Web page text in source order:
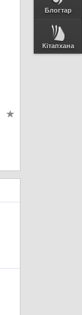
Блогтар
Кітапхана